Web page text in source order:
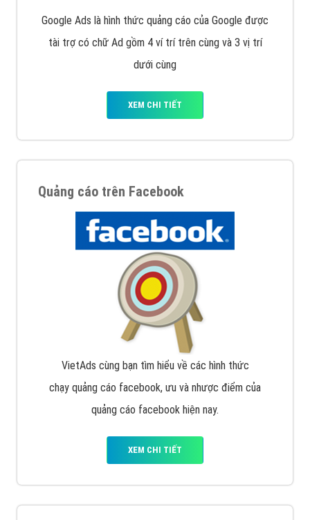
Google Ads là hình thức quảng cáo của Google được
tài trợ có chữ Ad gồm 4 ví trí trên cùng và 3 vị trí
dưới cùng
XEM CHI TIẾT
Quảng cáo trên Facebook
VietAds cùng bạn tìm hiểu về các hình thức
chạy quảng cáo facebook, ưu và nhược điểm của
quảng cáo facebook hiện nay.
XEM CHI TIẾT